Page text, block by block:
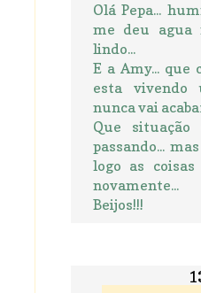
Olá Pepa...
me deu agua
lindo...
E a Amy... que
esta vivendo
nunca vai
Que
passando...
logo as
novamente...
Beijos!!!